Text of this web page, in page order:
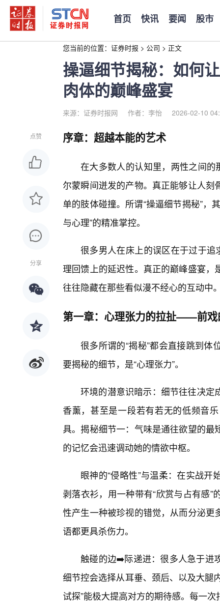
首页 快讯 要闻 股市
您当前的位置： 证券时报 > 公司 > 正文
操逼细节揭秘：如何
肉体的巅峰盛宴
来源：证券时报网 作者：李怡 2026-02-10
点赞
分享
序章：超越本能的艺术
在大多数人的认知里，两性之间的
尔蒙瞬间迸发的产物。真正能够让人
单的肢体碰撞。所谓“操逼细节揭秘”，
与心理”的精准掌控。
很多男人在床上的误区在于过于追
理回馈上的延迟性。真正的巅峰盛宴
往往隐藏在那些看似漫不经心的互动中
第一章：心理张力的拉扯——前戏
很多所谓的“揭秘”都会直接跳到
要揭秘的细节，是“心理张力”。
环境的潜意识暗示：细节往往决定
香薰，甚至是一段若有若无的低频音
具。揭秘细节一：气味是通往欲望的
的记忆会迅速调动她的情欲中枢。
眼神的“侵略性”与温柔：在实战
剥落衣衫，用一种带有“欣赏与占有感
性产生一种被珍视的错觉，从而分泌
语都更具杀伤力。
触碰的边➡️际递进：很多人急于进
细节控会选择从耳垂、颈后、以及大
试探”能极大提高对方的期待感。每一